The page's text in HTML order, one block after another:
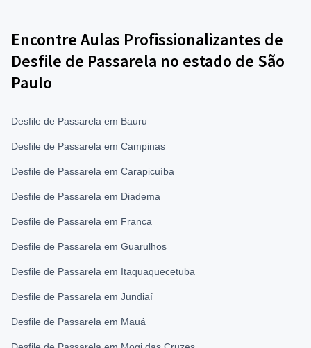
Encontre Aulas Profissionalizantes de
Desfile de Passarela no estado de São
Paulo
Desfile de Passarela em Bauru
Desfile de Passarela em Campinas
Desfile de Passarela em Carapicuíba
Desfile de Passarela em Diadema
Desfile de Passarela em Franca
Desfile de Passarela em Guarulhos
Desfile de Passarela em Itaquaquecetuba
Desfile de Passarela em Jundiaí
Desfile de Passarela em Mauá